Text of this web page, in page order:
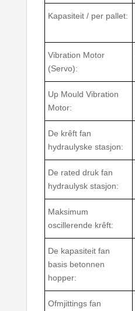
Kapasiteit / per pallet:
Vibration Motor
(Servo):
Up Mould Vibration
Motor:
De krêft fan
hydraulyske stasjon:
De rated druk fan
hydraulysk stasjon:
Maksimum
oscillerende krêft:
De kapasiteit fan
basis betonnen
hopper:
Ofmjittings fan